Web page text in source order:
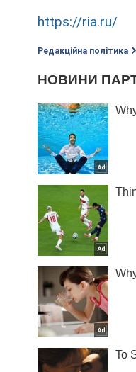
https://ria.ru/
Редакційна політика